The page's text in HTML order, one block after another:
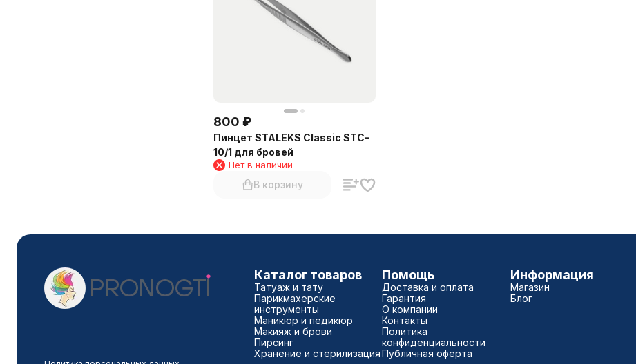
800 ₽
Пинцет STALEKS Classic STC-
10/1 для бровей
Нет в наличии
В корзину
Каталог товаров
Татуаж и тату
Парикмахерские
инструменты
Маникюр и педикюр
Макияж и брови
Пирсинг
Хранение и стерилизация
Помощь
Доставка и оплата
Гарантия
О компании
Контакты
Политика
конфиденциальности
Публичная оферта
Информация
Магазин
Блог